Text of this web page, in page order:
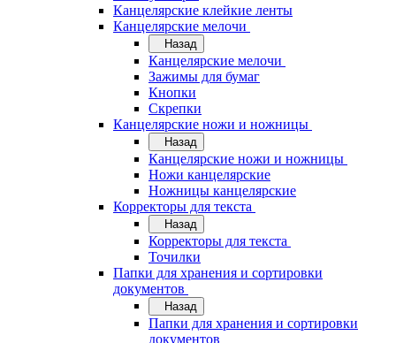
Канцелярские клейкие ленты
Канцелярские мелочи
Назад
Канцелярские мелочи
Зажимы для бумаг
Кнопки
Скрепки
Канцелярские ножи и ножницы
Назад
Канцелярские ножи и ножницы
Ножи канцелярские
Ножницы канцелярские
Корректоры для текста
Назад
Корректоры для текста
Точилки
Папки для хранения и сортировки
документов
Назад
Папки для хранения и сортировки
документов